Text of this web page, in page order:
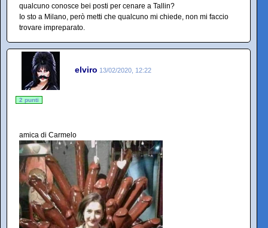
qualcuno conosce bei posti per cenare a Tallin?
Io sto a Milano, però metti che qualcuno mi chiede, non mi faccio
trovare impreparato.
elviro 13/02/2020, 12:22
2 punti
amica di Carmelo